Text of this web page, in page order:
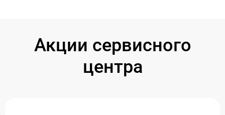
Акции сервисного
центра